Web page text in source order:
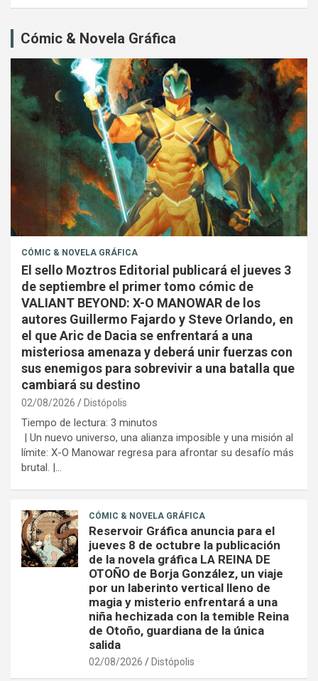
Cómic & Novela Gráfica
CÓMIC & NOVELA GRÁFICA
El sello Moztros Editorial publicará el jueves 3
de septiembre el primer tomo cómic de
VALIANT BEYOND: X-O MANOWAR de los
autores Guillermo Fajardo y Steve Orlando, en
el que Aric de Dacia se enfrentará a una
misteriosa amenaza y deberá unir fuerzas con
sus enemigos para sobrevivir a una batalla que
cambiará su destino
02/08/2026 Distópolis
Tiempo de lectura: 3 minutos
| Un nuevo universo, una alianza imposible y una misión al
límite: X-O Manowar regresa para afrontar su desafío más
brutal. |…
CÓMIC & NOVELA GRÁFICA
Reservoir Gráfica anuncia para el
jueves 8 de octubre la publicación
de la novela gráfica LA REINA DE
OTOÑO de Borja González, un viaje
por un laberinto vertical lleno de
magia y misterio enfrentará a una
niña hechizada con la temible Reina
de Otoño, guardiana de la única
salida
02/08/2026 Distópolis